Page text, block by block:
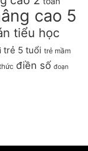
cao 5
tiểu học
trẻ 5 tuổi trẻ mầm
điền số đoạn